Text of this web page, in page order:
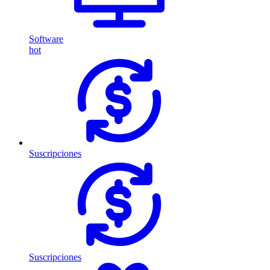
Software
hot
Suscripciones
Suscripciones